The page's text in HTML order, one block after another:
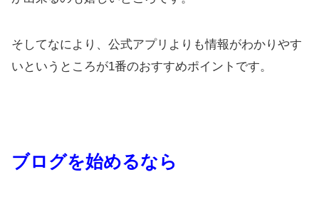
そしてなにより、公式アプリよりも情報がわかりやす
いというところが1番のおすすめポイントです。
ブログを始めるなら